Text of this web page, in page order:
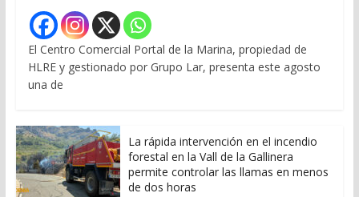
El Centro Comercial Portal de la Marina, propiedad de
HLRE y gestionado por Grupo Lar, presenta este agosto
una de
La rápida intervención en el incendio
forestal en la Vall de la Gallinera
permite controlar las llamas en menos
de dos horas